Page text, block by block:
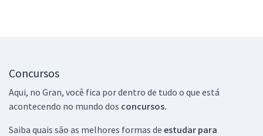
Concursos
Aqui, no Gran, você fica por dentro de tudo o que está
acontecendo no mundo dos concursos.
Saiba quais são as melhores formas de estudar para